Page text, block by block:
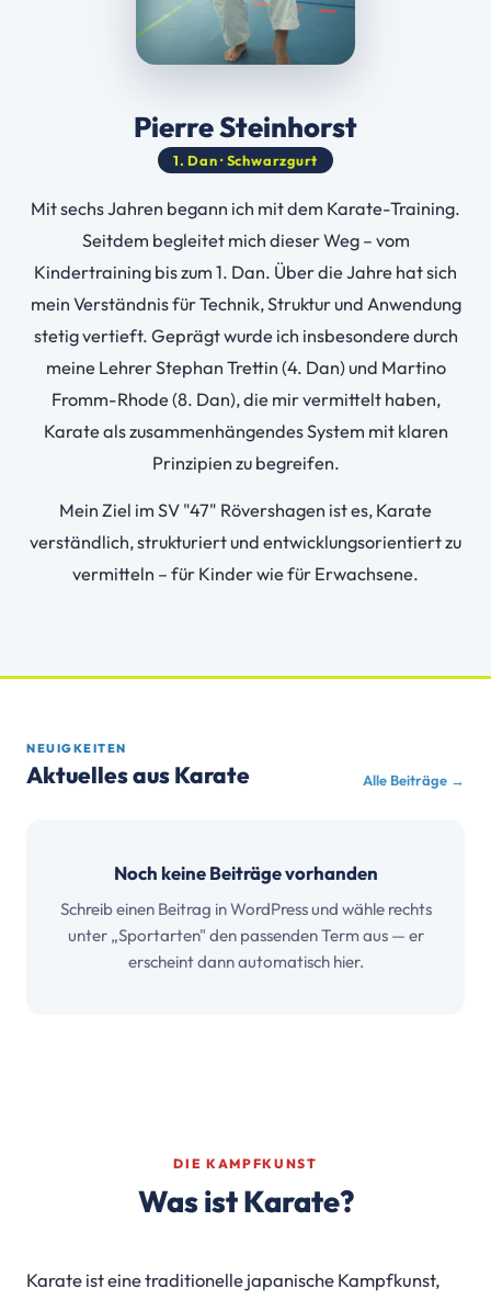
Pierre Steinhorst
1. Dan · Schwarzgurt
Mit sechs Jahren begann ich mit dem Karate-Training.
Seitdem begleitet mich dieser Weg – vom
Kindertraining bis zum 1. Dan. Über die Jahre hat sich
mein Verständnis für Technik, Struktur und Anwendung
stetig vertieft. Geprägt wurde ich insbesondere durch
meine Lehrer Stephan Trettin (4. Dan) und Martino
Fromm-Rhode (8. Dan), die mir vermittelt haben,
Karate als zusammenhängendes System mit klaren
Prinzipien zu begreifen.
Mein Ziel im SV "47" Rövershagen ist es, Karate
verständlich, strukturiert und entwicklungsorientiert zu
vermitteln – für Kinder wie für Erwachsene.
NEUIGKEITEN
Aktuelles aus Karate Alle Beiträge →
Noch keine Beiträge vorhanden
Schreib einen Beitrag in WordPress und wähle rechts
unter „Sportarten" den passenden Term aus — er
erscheint dann automatisch hier.
DIE KAMPFKUNST
Was ist Karate?
Karate ist eine traditionelle japanische Kampfkunst,